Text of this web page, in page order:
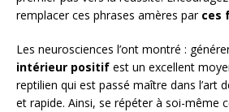
remplacer ces phrases amères par ces
Les neurosciences l’ont montré :
intérieur positif est un excellent
reptilien qui est passé maître dans l’art
et rapide. Ainsi, se répéter à soi-même